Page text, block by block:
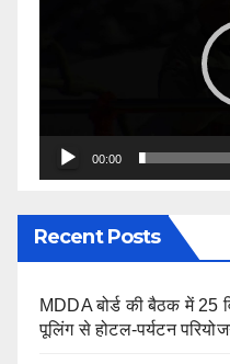
00:00
Recent Posts
MDDA बोर्ड की बैठक में 25
पूलिंग से होटल-पर्यटन